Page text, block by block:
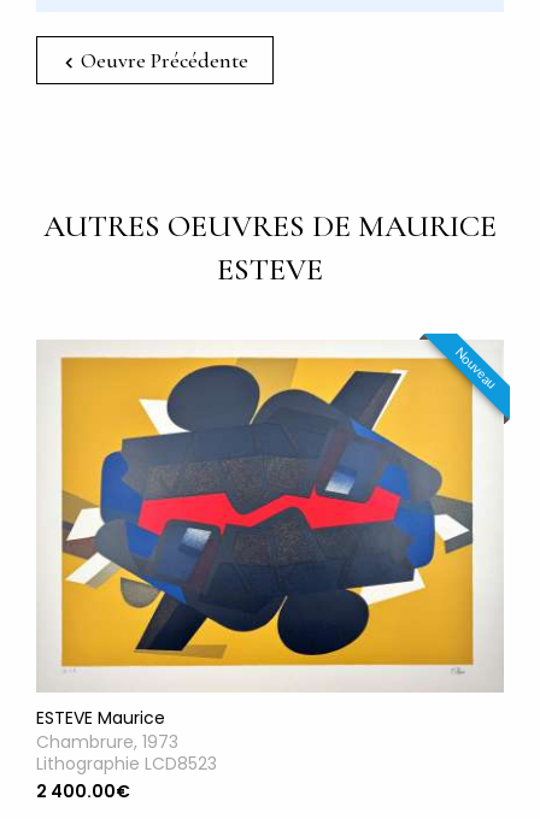
Oeuvre Précédente
AUTRES OEUVRES DE MAURICE
ESTEVE
Nouveau
ESTEVE Maurice
Chambrure, 1973
Lithographie LCD8523
2 400.00€